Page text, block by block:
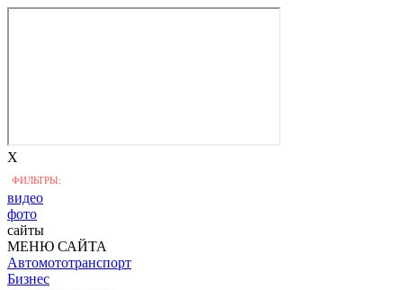
X
ФИЛЬТРЫ:
видео
фото
сайты
МЕНЮ САЙТА
Автомототранспорт
Бизнес